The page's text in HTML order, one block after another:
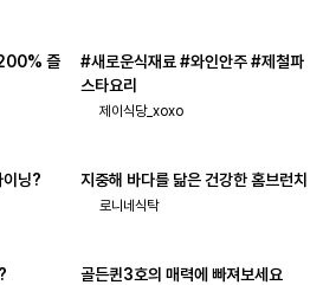
즐
#새로운식재료 #와인안주 #제철파
스타요리
제이식당_xoxo
이닝? 지중해 바다를 닮은 건강한 홈브런치
로니네식탁
골든퀸3호의 매력에 빠져보세요